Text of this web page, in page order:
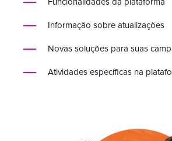
Informação sobre atualizações
Novas soluções para suas
Atividades específicas na